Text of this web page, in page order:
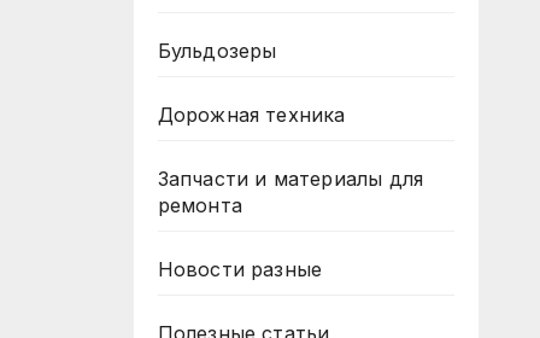
Бульдозеры
Дорожная техника
Запчасти и материалы для
ремонта
Новости разные
Полезные статьи